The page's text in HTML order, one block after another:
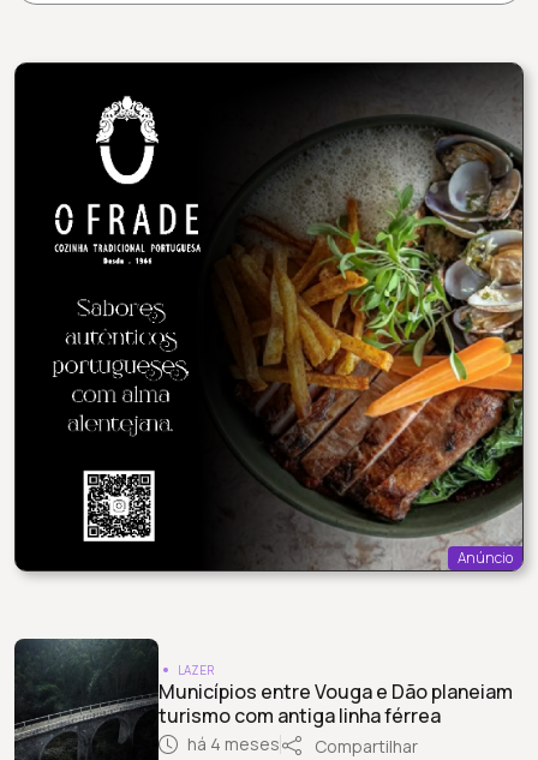
Anúncio
LAZER
Municípios entre Vouga e Dão planeiam
turismo com antiga linha férrea
há 4 meses Compartilhar